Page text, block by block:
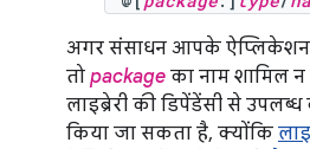
अगर संसाधन आपके ऐप्लिकेशन
तो package का नाम शामिल
लाइब्रेरी की डिपेंडेंसी से
किया जा सकता है, क्योंकि